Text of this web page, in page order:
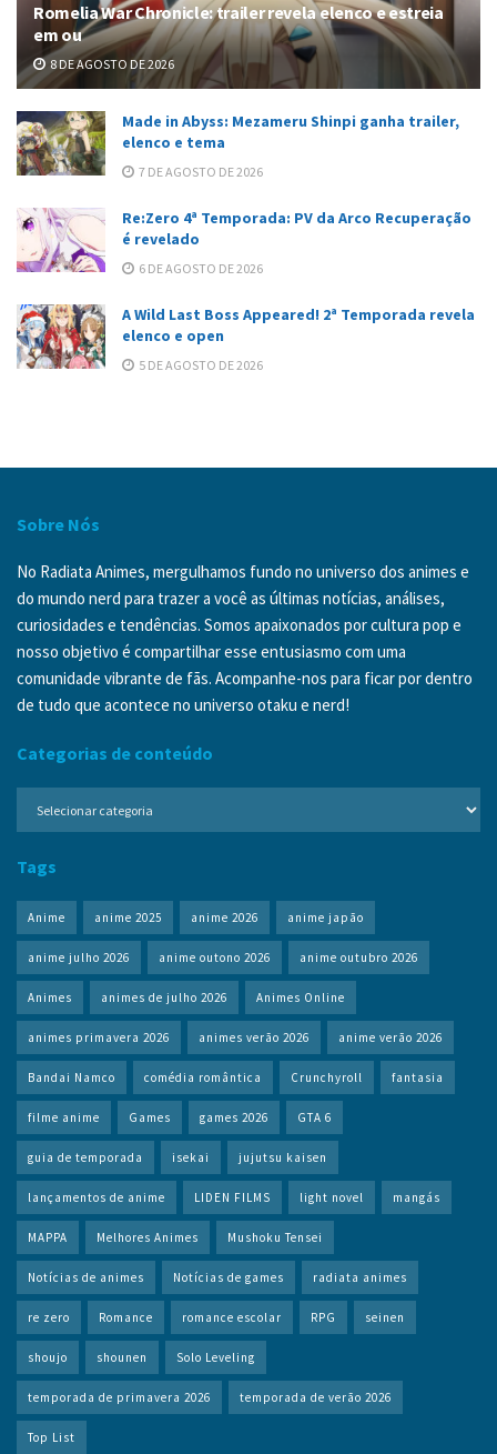
Romelia War Chronicle: trailer revela elenco e estreia
em ou
8 DE AGOSTO DE 2026
Made in Abyss: Mezameru Shinpi ganha trailer,
elenco e tema
7 DE AGOSTO DE 2026
Re:Zero 4ª Temporada: PV da Arco Recuperação
é revelado
6 DE AGOSTO DE 2026
A Wild Last Boss Appeared! 2ª Temporada revela
elenco e open
5 DE AGOSTO DE 2026
Sobre Nós
No Radiata Animes, mergulhamos fundo no universo dos animes e
do mundo nerd para trazer a você as últimas notícias, análises,
curiosidades e tendências. Somos apaixonados por cultura pop e
nosso objetivo é compartilhar esse entusiasmo com uma
comunidade vibrante de fãs. Acompanhe-nos para ficar por dentro
de tudo que acontece no universo otaku e nerd!
Categorias de conteúdo
Tags
Anime anime 2025 anime 2026 anime japão
anime julho 2026 anime outono 2026 anime outubro 2026
Animes animes de julho 2026 Animes Online
animes primavera 2026 animes verão 2026 anime verão 2026
Bandai Namco comédia romântica Crunchyroll fantasia
filme anime Games games 2026 GTA 6
guia de temporada isekai jujutsu kaisen
lançamentos de anime LIDEN FILMS light novel mangás
MAPPA Melhores Animes Mushoku Tensei
Notícias de animes Notícias de games radiata animes
re zero Romance romance escolar RPG seinen
shoujo shounen Solo Leveling
temporada de primavera 2026 temporada de verão 2026
Top List